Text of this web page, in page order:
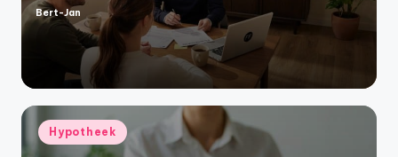
Geplaatst
Bert-Jan
Geplaatst
in
Hypotheek